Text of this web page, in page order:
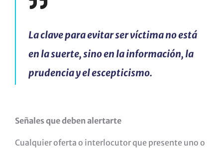
La clave para evitar ser víctima no está
en la suerte, sino en la información, la
prudencia y el escepticismo.
Señales que deben alertarte
Cualquier oferta o interlocutor que presente uno o